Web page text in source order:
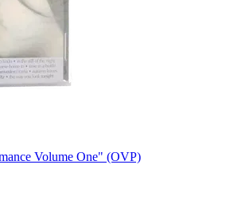
Volume One" (OVP)